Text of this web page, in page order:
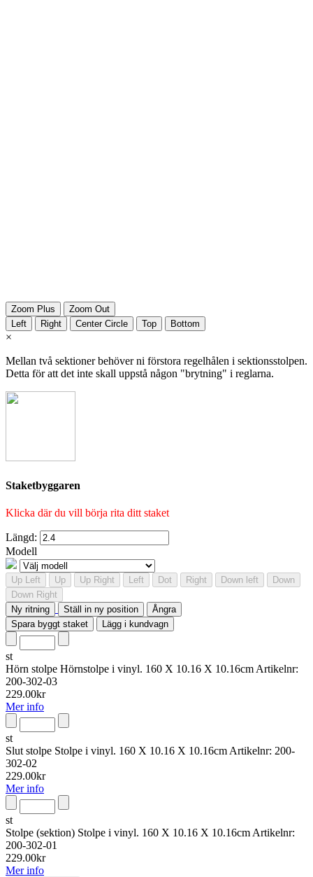
Zoom Plus
Zoom Out
Left
Right Center Circle Top Bottom
×
Mellan två sektioner behöver ni förstora regelhålen i sektionsstolpen.
Detta för att det inte skall uppstå någon "brytning" i reglarna.
Staketbyggaren
Klicka där du vill börja rita ditt staket
Längd:
Modell
Up Left Up Up Right Left Dot Right Down left
Down
Down Right
Ny ritning
Ställ in ny position
Ångra
Spara byggt staket
Lägg i kundvagn
st
Hörn stolpe Hörnstolpe i vinyl. 160 X 10.16 X 10.16cm Artikelnr:
200-302-03
229.00kr
Mer info
st
Slut stolpe Stolpe i vinyl. 160 X 10.16 X 10.16cm Artikelnr: 200-
302-02
229.00kr
Mer info
st
Stolpe (sektion) Stolpe i vinyl. 160 X 10.16 X 10.16cm Artikelnr:
200-302-01
229.00kr
Mer info